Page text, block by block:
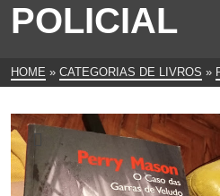
POLICIAL
HOME » CATEGORIAS DE LIVROS »